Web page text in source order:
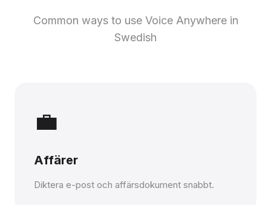
Common ways to use Voice Anywhere in
Swedish
💼
Affärer
Diktera e-post och affärsdokument snabbt.